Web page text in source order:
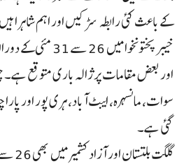
کے باعث کئی رابطہ سڑکیں اور اہم
خیبرپختونخوا
اور بعض مقامات پر ژالہ باری متوقع ہے۔
سوات، مانسہرہ، ایبٹ آباد، ہری پور اور
گئی ہے۔